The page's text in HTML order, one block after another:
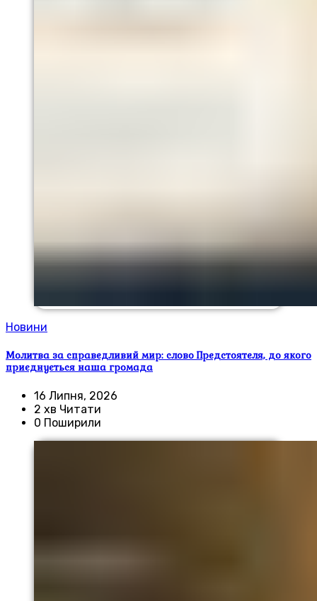
Новини
Молитва за справедливий мир: слово Предстоятеля, до якого
приєднується наша громада
16 Липня, 2026
2 хв Читати
0 Поширили